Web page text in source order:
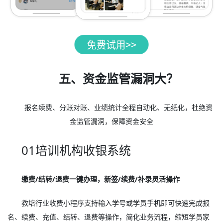
五、资金监管漏洞大？
报名续费、分账对账、业绩统计全程自动化、无纸化，杜绝资
金监管漏洞，保障资金安全
01培训机构收银系统
缴费/结转/退费一键办理，新签/续费/补录灵活操作
教培行业收费小程序支持输入学号或学员手机即可快速完成报
名、续费、充值、结转、退费等操作，简化业务流程，缩短学员家